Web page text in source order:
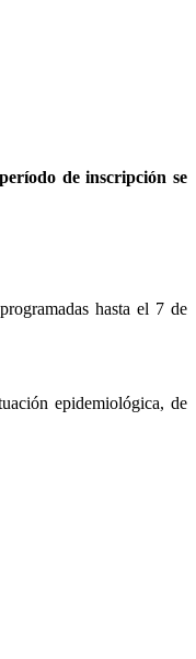
de inscripción se
hasta el 7 de
epidemiológica, de